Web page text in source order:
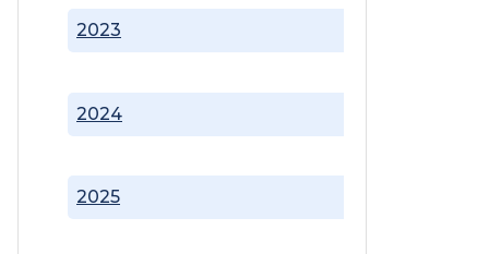
2023
2024
2025